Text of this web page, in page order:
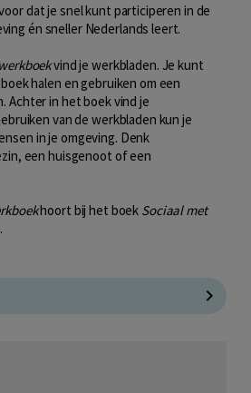
dat je snel kunt participeren in de
én sneller Nederlands leert.
vind je werkbladen. Je kunt
halen en gebruiken om een
Achter in het boek vind je
van de werkbladen kun je
in je omgeving. Denk
een huisgenoot of een
hoort bij het boek Sociaal met